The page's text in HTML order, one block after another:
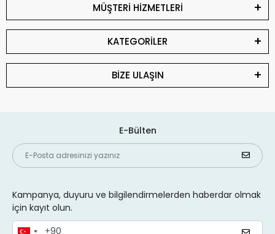
MÜŞTERİ HİZMETLERİ
KATEGORİLER
BİZE ULAŞIN
E-Bülten
Kampanya, duyuru ve bilgilendirmelerden haberdar olmak
için kayıt olun.